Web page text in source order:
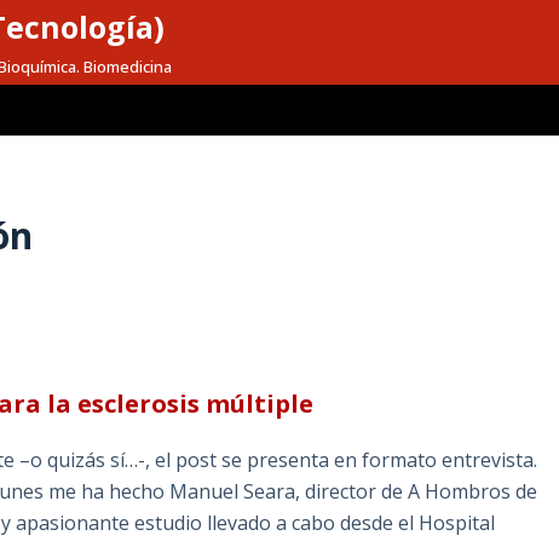
Biomedicina
la esclerosis múltiple
–o quizás sí…-, el post se presenta en formato entrevista.
me ha hecho Manuel Seara, director de A Hombros de
apasionante estudio llevado a cabo desde el Hospital